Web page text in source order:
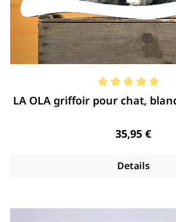
Note moyenne de 5 de 5 étoiles
LA OLA griffoir pour chat,
Regulärer
35,95 €
Details